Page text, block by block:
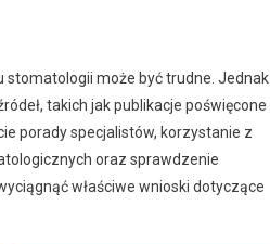
stomatologii może być trudne. Jednak
takich jak publikacje poświęcone
porady specjalistów, korzystanie z
oraz sprawdzenie
właściwe wnioski dotyczące